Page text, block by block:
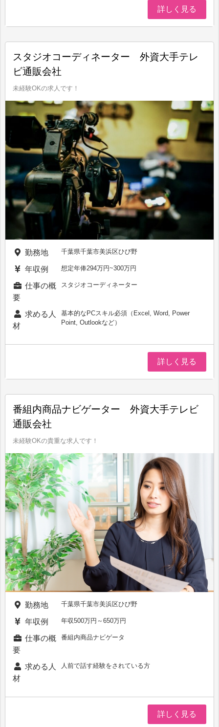
詳しく見る
スタジオコーディネーター 外資大手テレ
ビ通販会社
未経験OKの求人です！
勤務地 千葉県千葉市美浜区ひび野
年収例 想定年俸294万円~300万円
仕事の概
要
スタジオコーディネーター
求める人
材
基本的なPCスキル必須（Excel, Word, Power
Point, Outlookなど）
詳しく見る
番組内商品ナビゲーター 外資大手テレビ
通販会社
未経験OKの貴重な求人です！
勤務地 千葉県千葉市美浜区ひび野
年収例 年収500万円～650万円
仕事の概
要
番組内商品ナビゲータ
求める人
材
人前で話す経験をされている方
詳しく見る